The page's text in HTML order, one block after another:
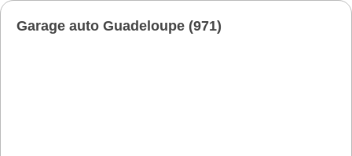
Garage auto Guadeloupe (971)